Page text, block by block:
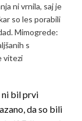
ni vrnila, saj je
so les porabili
Mimogrede:
s
vitezi
ni bil prvi
da so bili